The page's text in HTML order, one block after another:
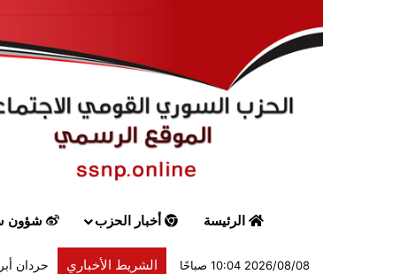
الرئيسة أخبار الحزب شؤون
2026/08/08 10:04 صباحًا الشريط الأخباري حردان